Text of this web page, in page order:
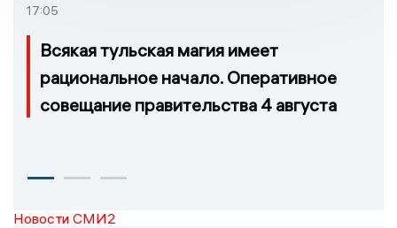
17:05
Всякая тульская магия имеет
рациональное начало. Оперативное
совещание правительства 4 августа
Новости СМИ2